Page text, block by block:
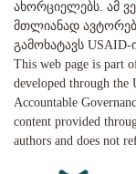
ახორციელებს. ამ
მთლიანად
გამოხატავს USAID-
This web page is part
developed through the
Accountable
content provided
authors and does not